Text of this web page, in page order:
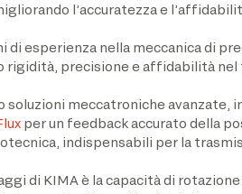
l’accuratezza e
di esperienza nella meccanica di
rigidità, precisione e affidabilità nel
soluzioni meccatroniche avanzate,
per un feedback accurato della
indispensabili per la
di KIMA è la capacità di